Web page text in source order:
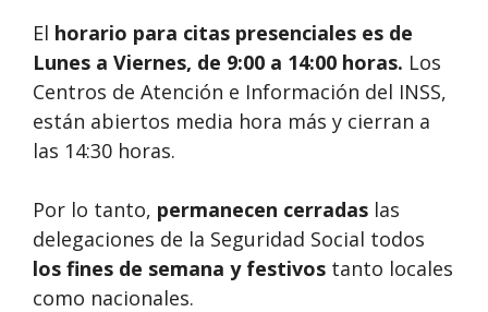
El horario para citas presenciales es de
Lunes a Viernes, de 9:00 a 14:00 horas. Los
Centros de Atención e Información del INSS,
están abiertos media hora más y cierran a
las 14:30 horas.
Por lo tanto, permanecen cerradas las
delegaciones de la Seguridad Social todos
los fines de semana y festivos tanto locales
como nacionales.